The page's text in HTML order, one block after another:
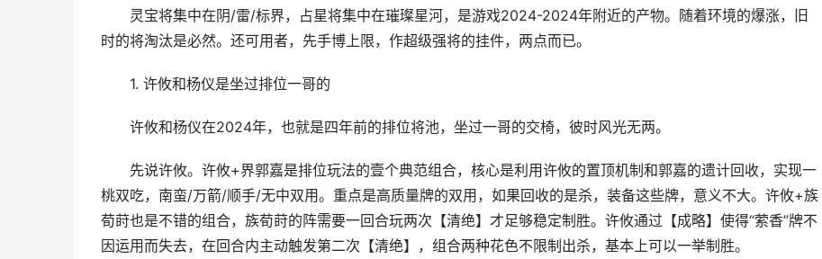
灵宝将集中在阴/雷/标界，占星将集中在璀璨星河，是游戏2024-2024年附近的产物。随着环境的爆涨，旧
时的将淘汰是必然。还可用者，先手博上限，作超级强将的挂件，两点而已。
1. 许攸和杨仪是坐过排位一哥的
许攸和杨仪在2024年，也就是四年前的排位将池，坐过一哥的交椅，彼时风光无两。
先说许攸。许攸+界郭嘉是排位玩法的壹个典范组合，核心是利用许攸的置顶机制和郭嘉的遗计回收，实现一
桃双吃，南蛮/万箭/顺手/无中双用。重点是高质量牌的双用，如果回收的是杀，装备这些牌，意义不大。许攸+族
荀莳也是不错的组合，族荀莳的阵需要一回合玩两次【清绝】才足够稳定制胜。许攸通过【成略】使得“萦香”牌不
因运用而失去，在回合内主动触发第二次【清绝】，组合两种花色不限制出杀，基本上可以一举制胜。